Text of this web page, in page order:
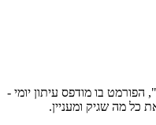
הפורמט בו מודפס עיתון יומי -
כל מה שגיק ומעניין.